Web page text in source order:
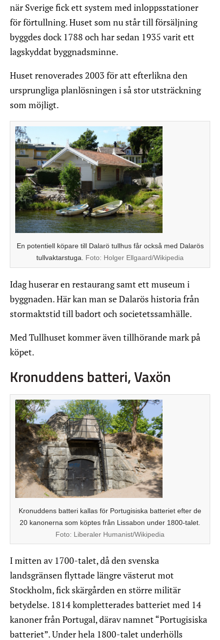
när Sverige fick ett system med inloppsstationer
för förtullning. Huset som nu står till försäljning
byggdes dock 1788 och har sedan 1935 varit ett
lagskyddat byggnadsminne.
Huset renoverades 2003 för att efterlikna den
ursprungliga planlösningen i så stor utsträckning
som möjligt.
En potentiell köpare till Dalarö tullhus får också med Dalarös
tullvaktarstuga. Foto: Holger Ellgaard/Wikipedia
Idag huserar en restaurang samt ett museum i
byggnaden. Här kan man se Dalarös historia från
stormaktstid till badort och societetssamhälle.
Med Tullhuset kommer även tillhörande mark på
köpet.
Kronuddens batteri, Vaxön
Kronuddens batteri kallas för Portugisiska batteriet efter de
20 kanonerna som köptes från Lissabon under 1800-talet.
Foto: Liberaler Humanist/Wikipedia
I mitten av 1700-talet, då den svenska
landsgränsen flyttade längre västerut mot
Stockholm, fick skärgården en större militär
betydelse. 1814 kompletterades batteriet med 14
kanoner från Portugal, därav namnet “Portugisiska
batteriet”. Under hela 1800-talet underhölls